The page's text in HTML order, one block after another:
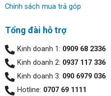
Chính sách mua trả góp
Tổng đài hỗ trợ
Kinh doanh 1: 0909 68 2336
Kinh doanh 2: 0937 117 336
Kinh doanh 3: 090 6979 036
Hotline: 0707 69 1111